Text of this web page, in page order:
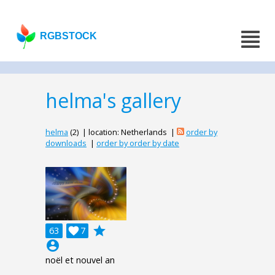
RGBSTOCK
helma's gallery
helma (2) | location: Netherlands |
order by
downloads | order by order by date
63 7

grade
account_circle
noël et nouvel an